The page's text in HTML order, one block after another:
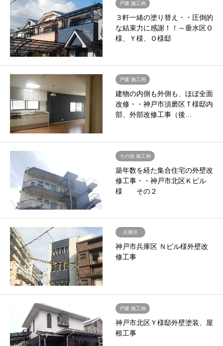
戸建 施工例
３軒一緒の塗り替え・・圧倒的
な結束力に感謝！！～垂水区Ｏ
様、Ｙ様、Ｏ様邸
戸建 施工例
建物の内側も外側も、ほぼ全面
改修・・神戸市須磨区Ｔ様邸内
部、外部改修工事（後…
その他 施工例
築年数を経た集合住宅の外壁改
修工事・・神戸市北区Ｋビル
様 その２
兵庫区
神戸市兵庫区 Ｎビル様外壁改
修工事
戸建 施工例
神戸市北区Ｙ様邸外壁塗装、屋
根工事